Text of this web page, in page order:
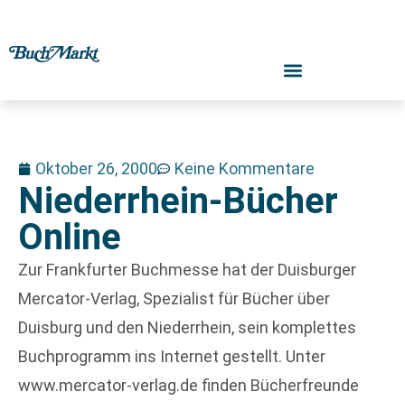
Oktober 26, 2000 Keine Kommentare
Niederrhein-Bücher
Online
Zur Frankfurter Buchmesse hat der Duisburger
Mercator-Verlag, Spezialist für Bücher über
Duisburg und den Niederrhein, sein komplettes
Buchprogramm ins Internet gestellt. Unter
www.mercator-verlag.de finden Bücherfreunde